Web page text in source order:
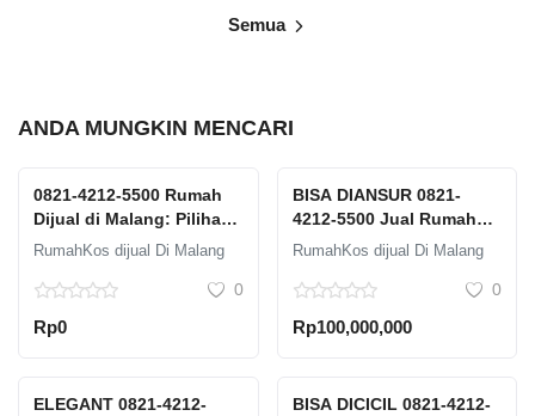
Semua
ANDA MUNGKIN MENCARI
0821-4212-5500 Rumah
Dijual di Malang: Pilihan
Beragam untuk Setiap
RumahKos dijual Di Malang
0
Rp0
BISA DIANSUR 0821-
4212-5500 Jual Rumah
Malang Dau Graha
Kost
RumahKos dijual Di Malang
0
Rp100,000,000
ELEGANT 0821-4212-
BISA DICICIL 0821-4212-